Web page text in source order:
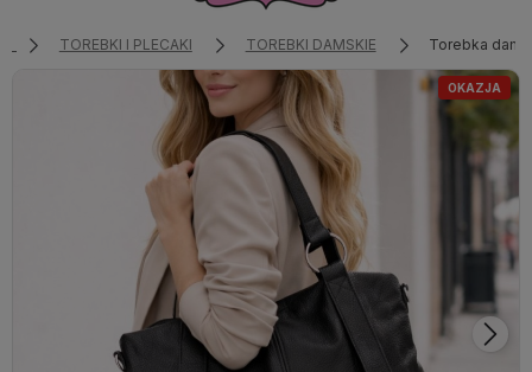
Wybierz coś dla siebie z naszej aktualnej oferty lub
zaloguj się, aby przywrócić dodane produkty do listy
z poprzedniej sesji.
TOREBKI I PLECAKI TOREBKI DAMSKIE Torebka
OKAZJA